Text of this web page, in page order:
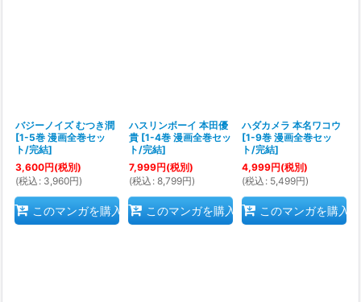
バジーノイズ むつき潤
[1-5巻 漫画全巻セッ
ト/完結]
3,600円(税別)
(税込 : 3,960円)
このマンガを購入
ハスリンボーイ 本田優
貴 [1-4巻 漫画全巻セッ
ト/完結]
7,999円(税別)
(税込 : 8,799円)
このマンガを購入
ハダカメラ 本名ワコウ
[1-9巻 漫画全巻セッ
ト/完結]
4,999円(税別)
(税込 : 5,499円)
このマンガを購入